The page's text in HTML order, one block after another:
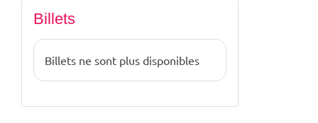
Billets
Billets ne sont plus disponibles